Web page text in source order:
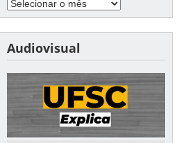
Audiovisual